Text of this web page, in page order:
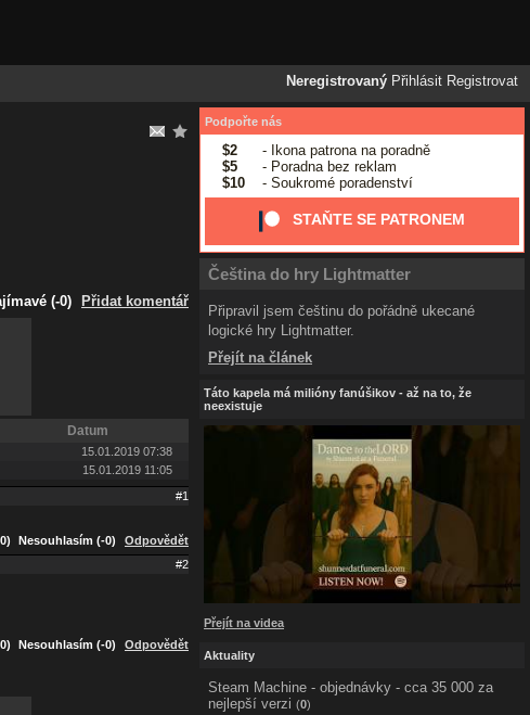
Neregistrovaný Přihlásit Registrovat
(-0) Přidat komentář
Datum
15.01.2019 07:38
15.01.2019 11:05
#1
Nesouhlasím (-0) Odpovědět
#2
Nesouhlasím (-0) Odpovědět
Podpořte nás
$2
- Ikona patrona na poradně
$5
- Poradna bez reklam
$10
- Soukromé poradenství
STAŇTE SE PATRONEM
Čeština do hry Lightmatter
Připravil jsem češtinu do pořádně ukecané
logické hry Lightmatter.
Přejít na článek
Táto kapela má milióny fanúšikov - až na to, že
neexistuje
Přejít na videa
Aktuality
Steam Machine - objednávky - cca 35 000 za
nejlepší verzi (0)